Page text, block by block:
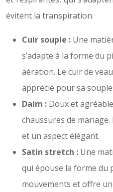
évitent la transpiration.
Cuir souple : Une
s’adapte à la forme du
aération. Le cuir de
apprécié pour sa
Daim : Doux et
chaussures de
et un aspect élégant.
Satin stretch : Une
qui épouse la forme du
mouvements et offre